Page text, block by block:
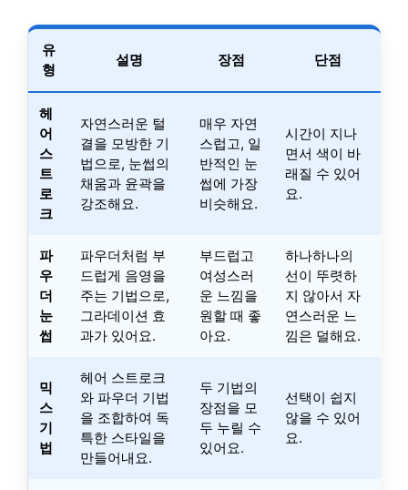
유
형
설명 장점 단점
헤
어
스
트
로
크
자연스러운 털
결을 모방한 기
법으로, 눈썹의
채움과 윤곽을
강조해요.
매우 자연
스럽고, 일
반적인 눈
썹에 가장
비슷해요.
시간이 지나
면서 색이 바
래질 수 있어
요.
파
우
더
눈
썹
파우더처럼 부
드럽게 음영을
주는 기법으로,
그라데이션 효
과가 있어요.
부드럽고
여성스러
운 느낌을
원할 때 좋
아요.
하나하나의
선이 뚜렷하
지 않아서 자
연스러운 느
낌은 덜해요.
믹
스
기
법
헤어 스트로크
와 파우더 기법
을 조합하여 독
특한 스타일을
만들어내요.
두 기법의
장점을 모
두 누릴 수
있어요.
선택이 쉽지
않을 수 있어
요.